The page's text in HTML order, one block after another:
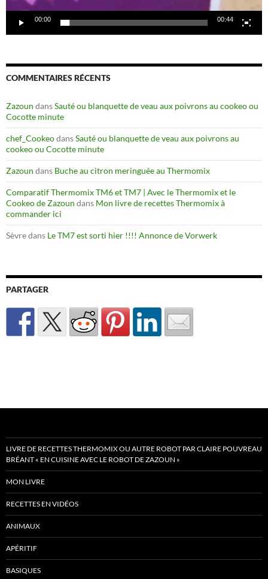
00:00 00:44
COMMENTAIRES RÉCENTS
Zazoun dansSauté ou blanquette de veau aux poivrons au cookeo ou
Cocotte minute
chef_CookeodansSauté ou blanquette de veau aux poivrons au
cookeo ou Cocotte minute
Zazoun dans Buche au citron meringuée au Thermomix
Comparatif Thermomix TM6 et TM7 | Avec le Thermomix et le
Cookeo de Zazoun dans Mon livre de recettes Thermomix à
commander ici
Sèvredans Le TM7 est sorti hier !!!! Annonce de Vorwerk
PARTAGER
LIVRE DE RECETTES THERMOMIX OU AUTRE ROBOT PAR CLAIRE POUVREAU
BRÉANT « EN CUISINE AVEC LE ROBOT DE ZAZOUN »
MON LIVRE
RECETTES EN VIDÉOS
ANIMAUX
APÉRITIF
BASIQUES